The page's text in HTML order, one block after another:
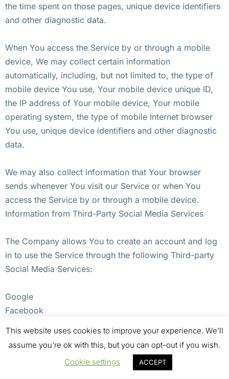
the time spent on those pages, unique device identifiers
and other diagnostic data.
When You access the Service by or through a mobile
device, We may collect certain information
automatically, including, but not limited to, the type of
mobile device You use, Your mobile device unique ID,
the IP address of Your mobile device, Your mobile
operating system, the type of mobile Internet browser
You use, unique device identifiers and other diagnostic
data.
We may also collect information that Your browser
sends whenever You visit our Service or when You
access the Service by or through a mobile device.
Information from Third-Party Social Media Services
The Company allows You to create an account and log
in to use the Service through the following Third-party
Social Media Services:
Google
Facebook
If You decide to register through or otherwise grant us
access to a Third-Party Social Media Service, We may
This website uses cookies to improve your experience. We'll
assume you're ok with this, but you can opt-out if you wish.
Cookie settings
ACCEPT